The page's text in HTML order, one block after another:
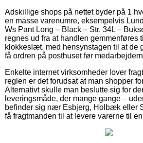
Adskillige shops på nettet byder på 1
en masse varenumre, eksempelvis
Ws Pant Long – Black – Str. 34L –
regnes ud fra at handlen gemmenføres
klokkeslæt, med hensynstagen til at de
få ordren på posthuset før
Enkelte internet virksomheder lover
reglen er det forudsat at man shopper
Alternativt skulle man beslutte sig for
leveringsmåde, der mange gange –
befinder sig nær Esbjerg, Holbæk eller
få fragtmanden til at levere varerne til